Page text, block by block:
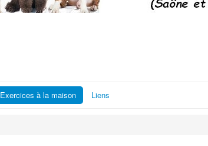
Exercices à la maison Liens